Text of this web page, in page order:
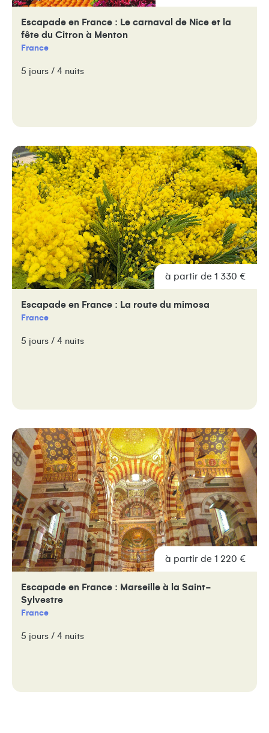
Escapade en France : Le carnaval de Nice et la
fête du Citron à Menton
France
5 jours / 4 nuits
à partir de 1 330 €
Escapade en France : La route du mimosa
France
5 jours / 4 nuits
à partir de 1 220 €
Escapade en France : Marseille à la Saint-
Sylvestre
France
5 jours / 4 nuits